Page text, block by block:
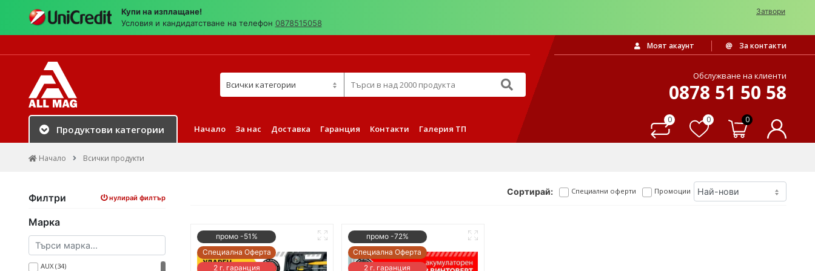
Купи на изплащане!
Условия и кандидатстване на телефон 0878515058
Затвори
Моят акаунт За контакти
Търси в над 2000 продукта Обслужване на клиенти
0878 51 50 58
Продуктови категории Начало За нас Доставка Гаранция Контакти Галерия ТП
0 0 0
Начало Всички продукти
Филтри нулирай филтър
Марка
AUX (34)
Сортирай: Специални оферти Промоции
промо -51%
Специална Оферта
2 г. гаранция
промо -72%
Специална Оферта
2 г. гаранция